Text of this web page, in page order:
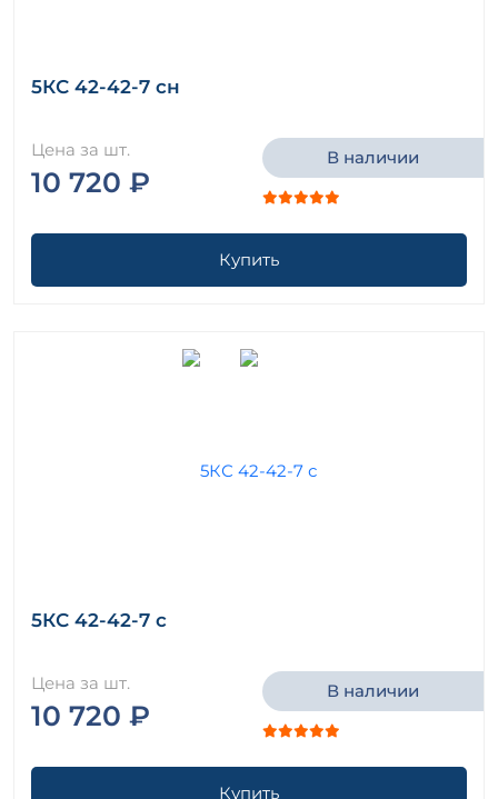
5КС 42-42-7 сн
Цена за шт.
10 720 ₽
В наличии
Купить
5КС 42-42-7 с
Цена за шт.
10 720 ₽
В наличии
Купить